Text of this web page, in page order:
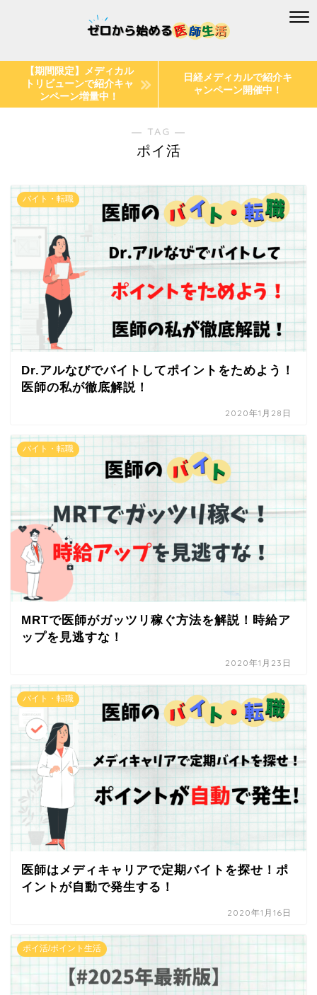
【期間限定】メディカル
トリビューンで紹介キャ
ンペーン増量中！
日経メディカルで紹介キ
ャンペーン開催中！
― TAG ―
ポイ活
バイト・転職
Dr.アルなびでバイトしてポイントをためよう！
医師の私が徹底解説！
2020年1月28日
バイト・転職
MRTで医師がガッツリ稼ぐ方法を解説！時給ア
ップを見逃すな！
2020年1月23日
バイト・転職
医師はメディキャリアで定期バイトを探せ！ポ
イントが自動で発生する！
2020年1月16日
ポイ活/ポイント生活